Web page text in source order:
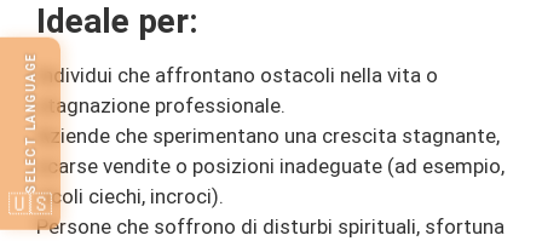
Ideale per:
Individui che affrontano ostacoli nella vita o
stagnazione professionale.
Aziende che sperimentano una crescita stagnante,
scarse vendite o posizioni inadeguate (ad esempio,
vicoli ciechi, incroci).
Persone che soffrono di disturbi spirituali, sfortuna
SELECT LANGUAGE
🇺🇸